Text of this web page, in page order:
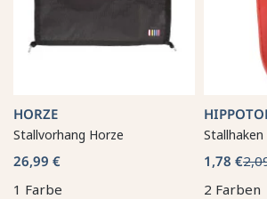
HORZE
Stallvorhang Horze
26,99 €
1 Farbe
1,78 €
2 Farben